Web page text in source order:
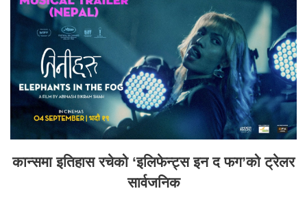
कान्समा इतिहास रचेको ‘इलिफेन्ट्स इन द फग’को ट्रेलर
सार्वजनिक